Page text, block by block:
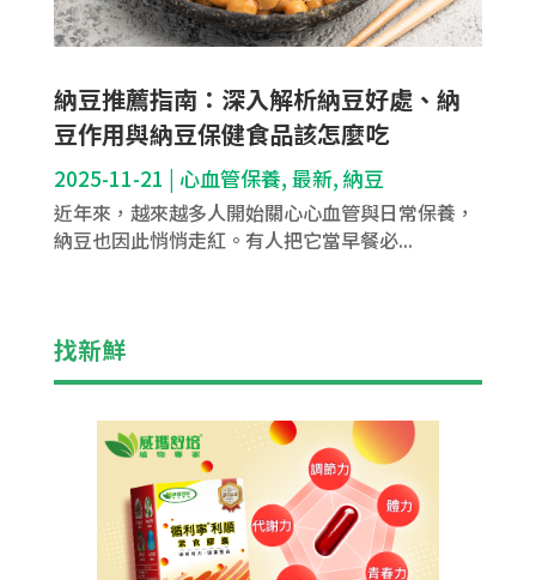
納豆推薦指南：深入解析納豆好處、納
豆作用與納豆保健食品該怎麼吃
2025-11-21 | 心血管保養, 最新, 納豆
近年來，越來越多人開始關心心血管與日常保養，
納豆也因此悄悄走紅。有人把它當早餐必...
找新鮮